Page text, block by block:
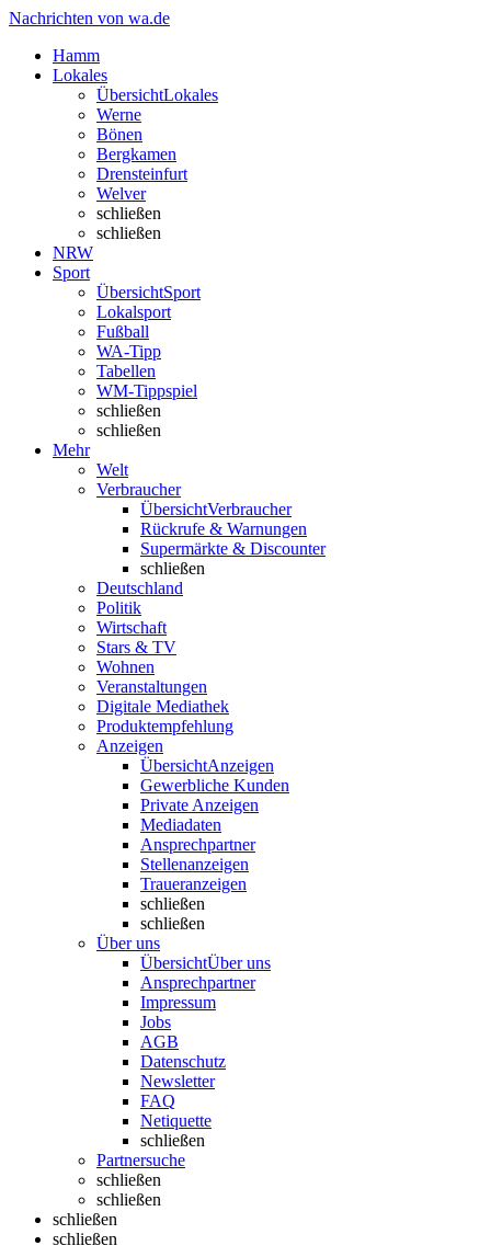
Nachrichten von wa.de
Hamm
Lokales
ÜbersichtLokales
Werne
Bönen
Bergkamen
Drensteinfurt
Welver
schließen
schließen
NRW
Sport
ÜbersichtSport
Lokalsport
Fußball
WA-Tipp
Tabellen
WM-Tippspiel
schließen
schließen
Mehr
Welt
Verbraucher
ÜbersichtVerbraucher
Rückrufe & Warnungen
Supermärkte & Discounter
schließen
Deutschland
Politik
Wirtschaft
Stars & TV
Wohnen
Veranstaltungen
Digitale Mediathek
Produktempfehlung
Anzeigen
ÜbersichtAnzeigen
Gewerbliche Kunden
Private Anzeigen
Mediadaten
Ansprechpartner
Stellenanzeigen
Traueranzeigen
schließen
schließen
Über uns
ÜbersichtÜber uns
Ansprechpartner
Impressum
Jobs
AGB
Datenschutz
Newsletter
FAQ
Netiquette
schließen
Partnersuche
schließen
schließen
schließen
schließen